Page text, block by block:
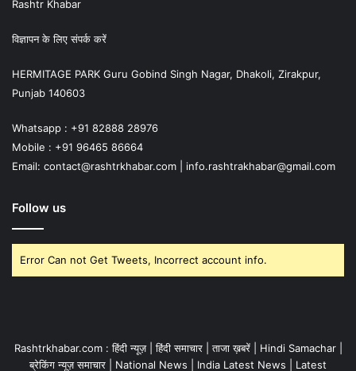
Rashtr Khabar
विज्ञापन के लिए संपर्क करें
HERMITAGE PARK Guru Gobind Singh Nagar, Dhakoli, Zirakpur,
Punjab 140603
Whatsapp : +91 82888 28976
Mobile : +91 96465 86664
Email: contact@rashtrkhabar.com | info.rashtrakhabar@gmail.com
Follow us
Error Can not Get Tweets, Incorrect account info.
Rashtrkhabar.com : हिंदी न्यूज़ | हिंदी समाचार | ताजा ख़बरें | Hindi Samachar |
ब्रेकिंग न्यूज़ समाचार | National News | India Latest News | Latest